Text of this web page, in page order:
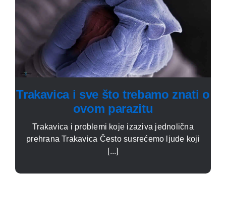
Trakavica i sve što trebamo znati o
ovom parazitu
Trakavica i problemi koje izaziva jednolična
prehrana Trakavica Često susrećemo ljude koji
[...]